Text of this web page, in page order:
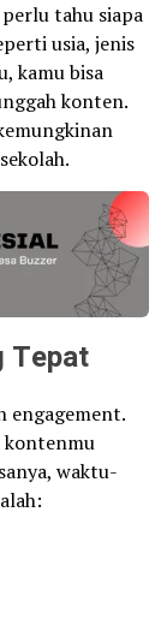
tahu siapa
usia, jenis
kamu bisa
konten.
Tepat
engagement.
kontenmu
waktu-